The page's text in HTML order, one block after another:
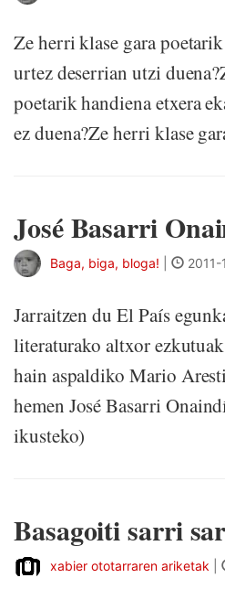
Ze herri klase gara
urtez deserrian utzi
poetarik handiena etxera
ez duena?Ze herri klase
José Basarri
Baga, biga, bloga!
Jarraitzen du El País
literaturako altxor
hain aspaldiko Mario
hemen José Basarri
ikusteko)
Basagoiti sarri
xabier ototarraren ariketak